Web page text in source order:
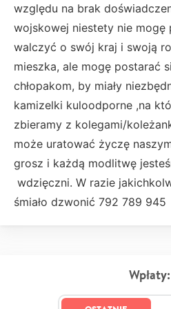
względu na brak
wojskowej niestety nie mogę
walczyć o swój kraj i swoją
mieszka, ale mogę postarać
chłopakom, by miały
kamizelki kuloodporne ,na
zbieramy z kolegami/
może uratować życzę
grosz i każdą modlitwę
wdzięczni. W razie
śmiało dzwonić 792 789 945
Wpłaty: